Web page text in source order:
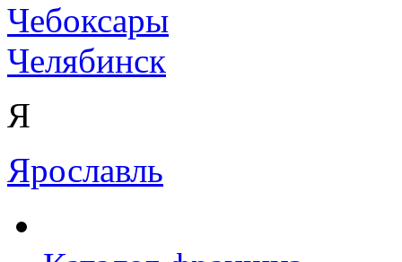
Чебоксары
Челябинск
Я
Ярославль